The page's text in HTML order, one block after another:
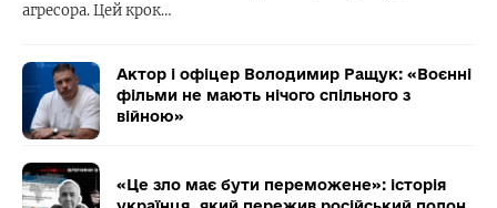
агресора. Цей крок…
Актор і офіцер Володимир Ращук: «Воєнні
фільми не мають нічого спільного з
війною»
«Це зло має бути переможене»: історія